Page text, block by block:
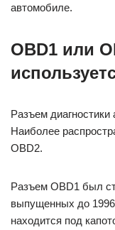
автомобиле.
OBD1 или
Разъем
Наиболее
OBD2.
Разъем OBD1 был
выпущенных до 1996
находится под